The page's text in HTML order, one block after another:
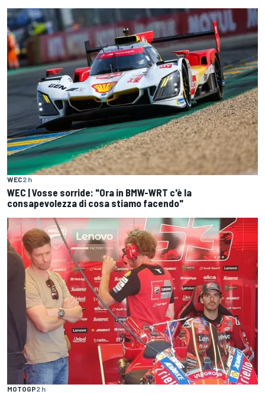
WEC2 h
WEC | Vosse sorride: "Ora in BMW-WRT c'è la
consapevolezza di cosa stiamo facendo"
MOTOGP2 h